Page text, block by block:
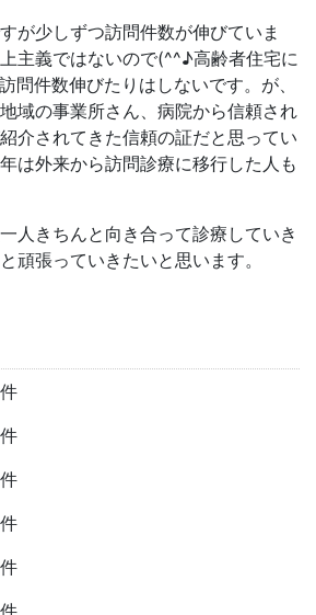
が少しずつ訪問件数が伸びていま
主義ではないので(^^♪高齢者住宅に
問件数伸びたりはしないです。が、
域の事業所さん、病院から信頼され
介されてきた信頼の証だと思ってい
は外来から訪問診療に移行した人も
人きちんと向き合って診療していき
頑張っていきたいと思います。